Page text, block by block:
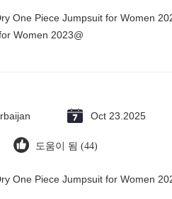
One Piece Jumpsuit for Women
Women 2023@
Oct 23.2025
도움이 됨 (44)
One Piece Jumpsuit for Women